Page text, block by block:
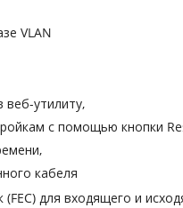
VLAN
утилиту,
с помощью кнопки
кабеля
для входящего и